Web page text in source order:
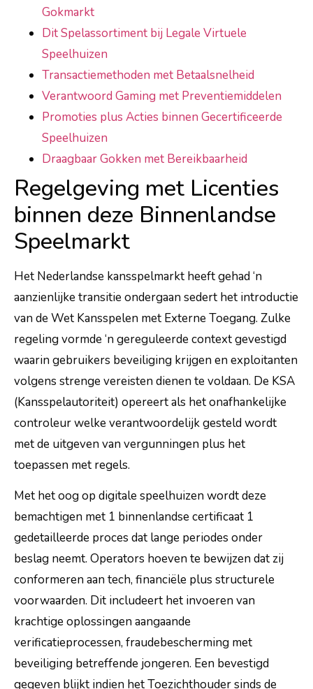
Gokmarkt
Dit Spelassortiment bij Legale Virtuele
Speelhuizen
Transactiemethoden met Betaalsnelheid
Verantwoord Gaming met Preventiemiddelen
Promoties plus Acties binnen Gecertificeerde
Speelhuizen
Draagbaar Gokken met Bereikbaarheid
Regelgeving met Licenties
binnen deze Binnenlandse
Speelmarkt
Het Nederlandse kansspelmarkt heeft gehad ‘n
aanzienlijke transitie ondergaan sedert het introductie
van de Wet Kansspelen met Externe Toegang. Zulke
regeling vormde ‘n gereguleerde context gevestigd
waarin gebruikers beveiliging krijgen en exploitanten
volgens strenge vereisten dienen te voldaan. De KSA
(Kansspelautoriteit) opereert als het onafhankelijke
controleur welke verantwoordelijk gesteld wordt
met de uitgeven van vergunningen plus het
toepassen met regels.
Met het oog op digitale speelhuizen wordt deze
bemachtigen met 1 binnenlandse certificaat 1
gedetailleerde proces dat lange periodes onder
beslag neemt. Operators hoeven te bewijzen dat zij
conformeren aan tech, financiële plus structurele
voorwaarden. Dit includeert het invoeren van
krachtige oplossingen aangaande
verificatieprocessen, fraudebescherming met
beveiliging betreffende jongeren. Een bevestigd
gegeven blijkt indien het Toezichthouder sinds de